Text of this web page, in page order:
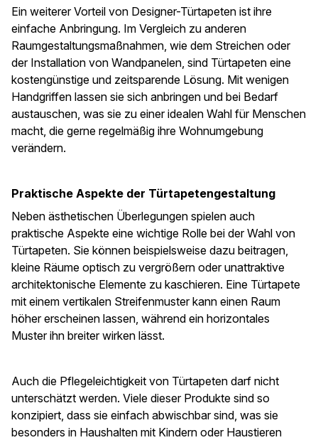
Ein weiterer Vorteil von Designer-Türtapeten ist ihre
einfache Anbringung. Im Vergleich zu anderen
Raumgestaltungsmaßnahmen, wie dem Streichen oder
der Installation von Wandpanelen, sind Türtapeten eine
kostengünstige und zeitsparende Lösung. Mit wenigen
Handgriffen lassen sie sich anbringen und bei Bedarf
austauschen, was sie zu einer idealen Wahl für Menschen
macht, die gerne regelmäßig ihre Wohnumgebung
verändern.
Praktische Aspekte der Türtapetengestaltung
Neben ästhetischen Überlegungen spielen auch
praktische Aspekte eine wichtige Rolle bei der Wahl von
Türtapeten. Sie können beispielsweise dazu beitragen,
kleine Räume optisch zu vergrößern oder unattraktive
architektonische Elemente zu kaschieren. Eine Türtapete
mit einem vertikalen Streifenmuster kann einen Raum
höher erscheinen lassen, während ein horizontales
Muster ihn breiter wirken lässt.
Auch die Pflegeleichtigkeit von Türtapeten darf nicht
unterschätzt werden. Viele dieser Produkte sind so
konzipiert, dass sie einfach abwischbar sind, was sie
besonders in Haushalten mit Kindern oder Haustieren